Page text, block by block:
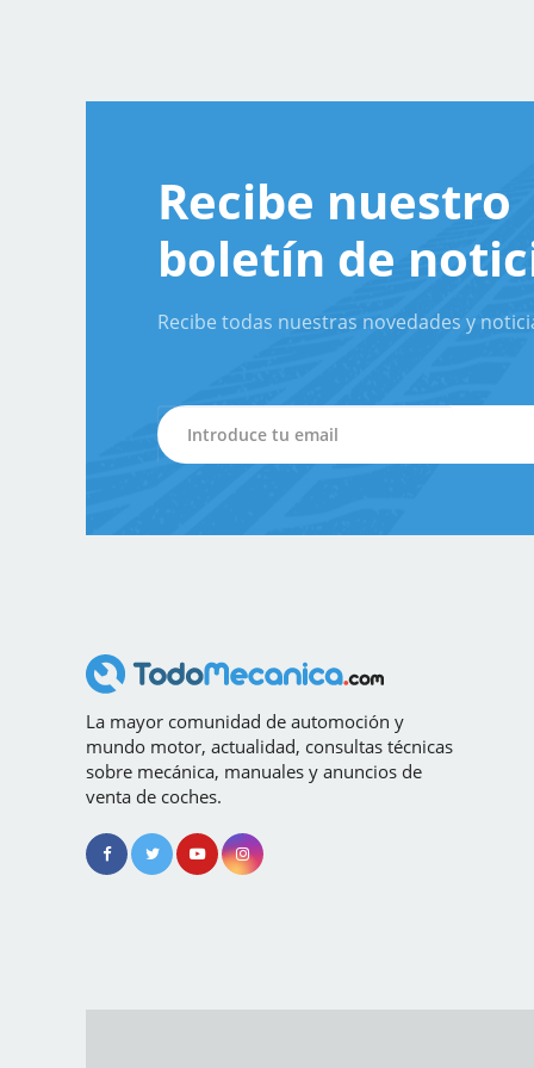
Recibe nuestro
boletín de
Recibe todas nuestras novedades y
La mayor comunidad de automoción y
mundo motor, actualidad, consultas técnicas
sobre mecánica, manuales y anuncios de
venta de coches.